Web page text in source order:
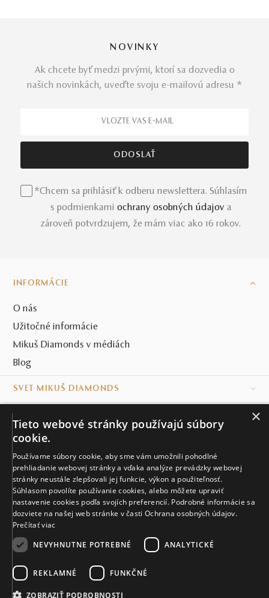
NOVINKY
Ak chcete byť medzi prvými, ktorí sa dozvedia o
našich novinkách, uveďte svoju e-mailovú adresu *
*Chcem sa prihlásiť k odberu newslettera. Súhlasím
s podmienkami ochrany osobných údajov a
zároveň potvrdzujem, že mám viac ako 16 rokov.
INFORMÁCIE
O nás
Užitočné informácie
Mikuš Diamonds v médiách
Blog
SVET MIKUŠ DIAMONDS
KONTAKT
Naše klenotníctva
Sídlo spoločnosti
© MIKUŠ DIAMONDS, A.S. 2026. VŠETKY PRÁVA VYHRADENÉ.
×
Tieto webové stránky používajú súbory
cookie.
Používame súbory cookie, aby sme vám umožnili pohodlné
prehliadanie webovej stránky a vďaka analýze prevádzky webovej
stránky neustále zlepšovali jej funkcie, výkon a použiteľnosť.
Súhlasom povolíte používanie cookies, alebo môžete upraviť
nastavenie cookies podľa svojích preferencií. Podrobné informácie sa
dozviete na našej web stránke v časti Ochrana osobných údajov.
Prečítať viac
NEVYHNUTNE POTREBNÉ
ANALYTICKÉ
REKLAMNÉ FUNKČNÉ
ZOBRAZIŤ PODROBNOSTI